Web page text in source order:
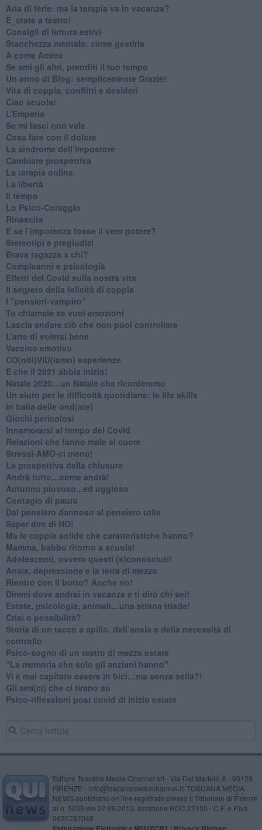
​Aria di ferie: ma la terapia va in vacanza?
​E_state a teatro!
​Consigli di lettura estivi
​Stanchezza mentale: come gestirla
​A come Amico
​Se ami gli altri, prenditi il tuo tempo
​Un anno di Blog: semplicemente Grazie!
​Vita di coppia, conflitti e desideri
​Ciao scuola!
​L’Empatia
​Se mi lasci non vale
Cosa fare con il dolore
​La sindrome dell’impostore
​Cambiare prospettiva
La terapia online
La libertà
​Il tempo
​Lo Psico-Coraggio
Rinascita
​E se l’impotenza fosse il vero potere?
Stereotipi e pregiudizi
​Brava ragazza a chi?
​Compleanni e psicologia
Effetti del Covid sulla nostra vita
Il segreto della felicità di coppia
​I “pensieri-vampiro”
​Tu chiamale se vuoi emozioni
​Lascia andare ciò che non puoi controllare
L’arte di volersi bene
​Vaccino emotivo
CO(ndi)VID(iamo) esperienze
​E che il 2021 abbia inizio!
​Natale 2020…un Natale che ricorderemo
Un aiuto per le difficoltà quotidiane: le life skills
​In balia delle ond(ate)
Giochi pericolosi
Innamorarsi al tempo del Covid
​Relazioni che fanno male al cuore
​Stressi-AMO-ci meno!
​La prospettiva della chiusura
​Andrà tutto…come andrà!
Autunno piovoso...ed uggioso
​Contagio di paura
​Dal pensiero dannoso al pensiero utile
​Saper dire di NO!
​Ma le coppie solide che caratteristiche hanno?
​Mamma, babbo ritorno a scuola!
Adolescenti, ovvero questi (s)conosciuti!
Ansia, depressione e la terra di mezzo
​Rientro con il botto? Anche no!
Dimmi dove andrai in vacanza e ti dirò chi sei!
​Estate, psicologia, animali…una strana triade!
​Crisi o possibilità?
​Storia di un tacco a spillo, dell’ansia e della necessità di
controllo
​Psico-sogno di un teatro di mezza estate
"La memoria che solo gli anziani hanno"
​Vi è mai capitato essere in bici…ma senza sella?!
​Gli ami(ci) che ci tirano su
Psico-riflessioni post covid di inizio estate
Editore Toscana Media Channel srl - Via Dei Martelli, 8 - 50129
FIRENZE - info@toscanamediachannel.it. TOSCANA MEDIA
NEWS quotidiano on line registrato presso il Tribunale di Firenze
al n. 5935 del 27.09.2013. Iscrizione ROC 22105 - C.F. e P.Iva
0620787048